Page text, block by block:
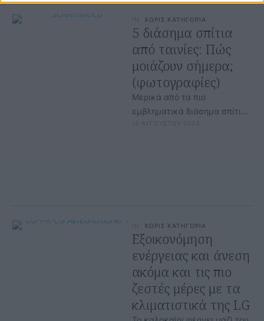
IN ΧΩΡΙΣ ΚΑΤΗΓΟΡΙΑ
5 διάσημα σπίτια
από ταινίες: Πώς
μοιάζουν σήμερα;
(φωτογραφίες)
Μερικά από τα πιο
εμβληματικά διάσημα σπίτια
στον κόσμο είναι γνώριμες
13 ΑΥΓΟΥΣΤΟΥ 2023
IN ΧΩΡΙΣ ΚΑΤΗΓΟΡΙΑ
Εξοικονόμηση
ενέργειας και άνεση
ακόμα και τις πιο
ζεστές μέρες με τα
κλιματιστικά της LG